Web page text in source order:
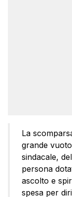
La
grande
sindacale,
persona
ascolto e
spesa per